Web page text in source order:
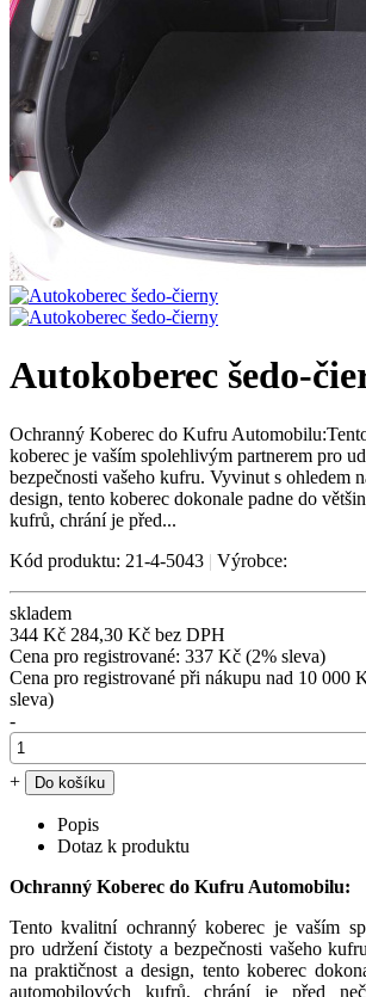
Autokoberec šedo-
Ochranný Koberec do Kufru
koberec je vaším spolehlivým partnerem pro
bezpečnosti vašeho kufru. Vyvinut s ohledem
design, tento koberec dokonale padne do
kufrů, chrání je před...
Kód produktu: 21-4-5043 | Výrobce:
skladem
344 Kč 284,30 Kč bez DPH
Cena pro registrované: 337 Kč (2% sleva)
Cena pro registrované při nákupu nad 10 000
sleva)
-
+
Popis
Dotaz k produktu
Ochranný Koberec do Kufru Automobilu:
Tento kvalitní ochranný koberec je vaším
pro udržení čistoty a bezpečnosti vašeho
na praktičnost a design, tento koberec
automobilových kufrů, chrání je před